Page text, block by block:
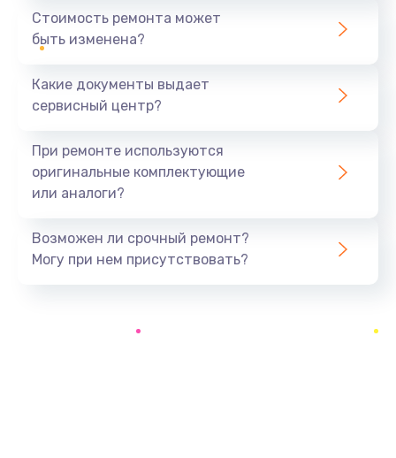
1440 руб.
Ремонт южного моста
Замена батарейки BIOS
Заказать
Стоимость ремонта может
быть изменена?
Какие документы выдает
сервисный центр?
При ремонте используются
оригинальные комплектующие
или аналоги?
Возможен ли срочный ремонт?
Могу при нем присутствовать?